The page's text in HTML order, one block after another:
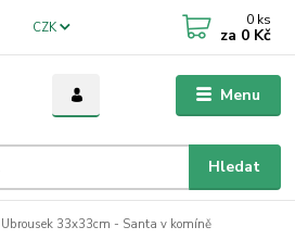
Menu
CZK
Hledat
0 ks
za 0 Kč
Ubrousek 33x33cm - Santa v komíně